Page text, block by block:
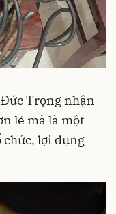
Trọng nhận
lẻ mà là một
chức, lợi dụng